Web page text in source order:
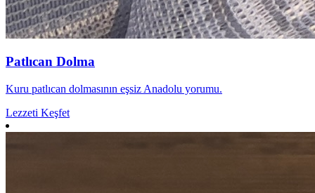
Patlıcan Dolma
Kuru patlıcan dolmasının eşsiz Anadolu yorumu.
Lezzeti Keşfet